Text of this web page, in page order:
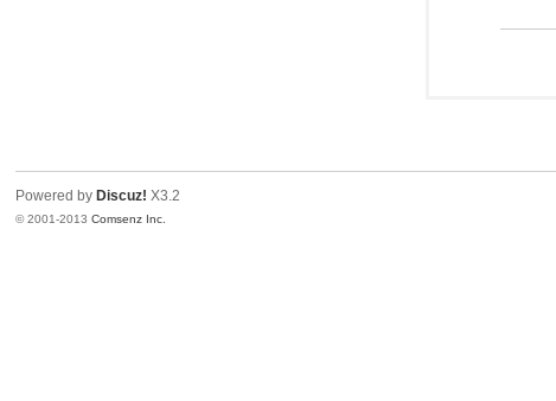
Powered by Discuz! X3.2
© 2001-2013Comsenz Inc.